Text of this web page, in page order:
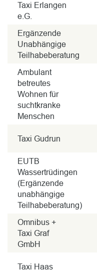
Taxi Erlangen
e.G.
Ergänzende
Unabhängige
Teilhabeberatung
Ambulant
betreutes
Wohnen für
suchtkranke
Menschen
Taxi Gudrun
EUTB
Wassertrüdingen
(Ergänzende
unabhängige
Teilhabeberatung)
Omnibus +
Taxi Graf
GmbH
Taxi Haas